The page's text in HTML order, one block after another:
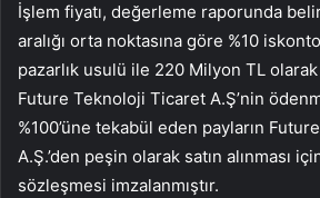
İşlem fiyatı, değerleme raporunda
aralığı orta noktasına göre %10
pazarlık usulü ile 220 Milyon TL
Future Teknoloji Ticaret A.Ş’nin
%100’üne tekabül eden payların
A.Ş.’den peşin olarak satın alınması
sözleşmesi imzalanmıştır.